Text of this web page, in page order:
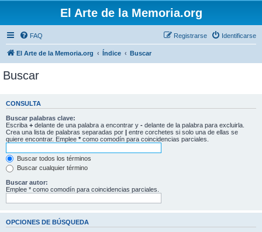
El Arte de la Memoria.org
FAQ Identificarse
Registrarse
El Arte de la Memoria.org Índice Buscar
Buscar
CONSULTA
Buscar palabras clave:
Escriba + delante de una palabra a encontrar y - delante de la palabra para excluirla.
Crea una lista de palabras separadas por | entre corchetes si solo una de ellas se
quiere encontrar. Emplee * como comodín para coincidencias parciales.
Buscar todos los términos
Buscar cualquier término
Buscar autor:
Emplee * como comodín para coincidencias parciales.
OPCIONES DE BÚSQUEDA